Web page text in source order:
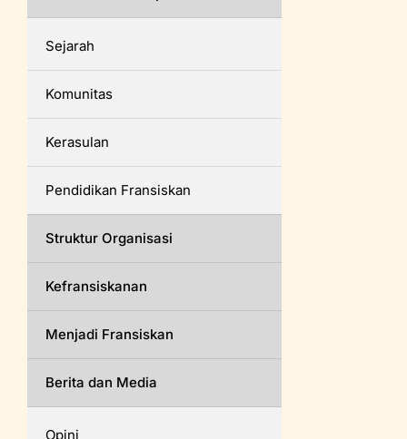
Sejarah
Komunitas
Kerasulan
Pendidikan Fransiskan
Struktur Organisasi
Kefransiskanan
Menjadi Fransiskan
Berita dan Media
Opini